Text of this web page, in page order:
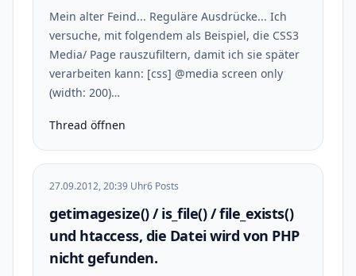
Mein alter Feind... Reguläre Ausdrücke... Ich
versuche, mit folgendem als Beispiel, die CSS3
Media/ Page rauszufiltern, damit ich sie später
verarbeiten kann: [css] @media screen only
(width: 200)…
Thread öffnen
27.09.2012, 20:39 Uhr6 Posts
getimagesize() / is_file() / file_exists()
und htaccess, die Datei wird von PHP
nicht gefunden.